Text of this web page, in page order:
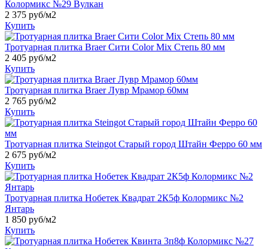
Колормикс №29 Вулкан
2 375 руб/м2
Купить
Тротуарная плитка Braer Сити Color Mix Степь 80 мм
2 405 руб/м2
Купить
Тротуарная плитка Braer Лувр Мрамор 60мм
2 765 руб/м2
Купить
Тротуарная плитка Steingot Старый город Штайн Ферро 60 мм
2 675 руб/м2
Купить
Тротуарная плитка Нобетек Квадрат 2К5ф Колормикс №2
Янтарь
1 850 руб/м2
Купить